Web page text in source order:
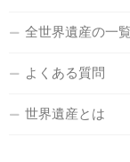
全世界遺産の一
よくある質問
世界遺産とは